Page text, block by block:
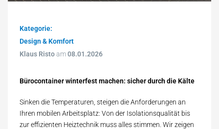
Kategorie:
Design & Komfort
Klaus Ristoam08.01.2026
Bürocontainer winterfest machen: sicher durch die Kälte
Sinken die Temperaturen, steigen die Anforderungen an
Ihren mobilen Arbeitsplatz: Von der Isolationsqualität bis
zur effizienten Heiztechnik muss alles stimmen. Wir zeigen